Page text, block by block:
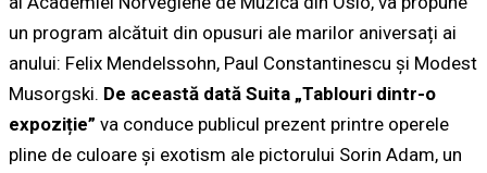
un program alcătuit din opusuri ale marilor aniversați ai
anului: Felix Mendelssohn, Paul Constantinescu și Modest
Musorgski. De această dată Suita „Tablouri dintr-o
expoziție” va conduce publicul prezent printre operele
pline de culoare și exotism ale pictorului Sorin Adam, un